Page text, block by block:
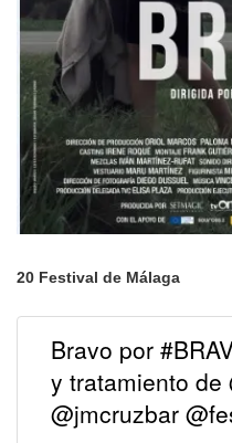
20 Festival de Málaga
Bravo por
y tratamiento de
@jmcruzbar